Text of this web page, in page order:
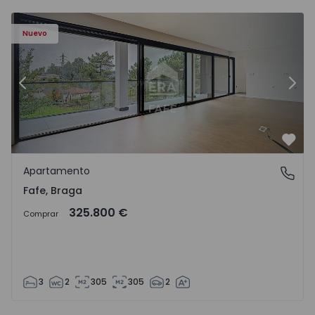
Nuevo
Anterior
Fafe, Braga
Apartamento
Fafe, Braga
Comprar 325.800 €
3 2 305 305 2